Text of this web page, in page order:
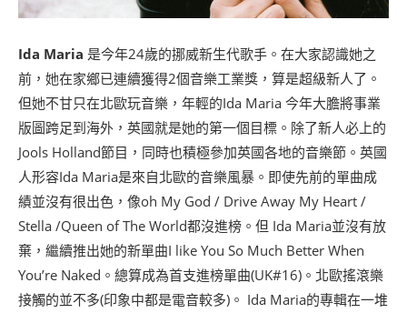
Ida Maria 是今年24歲的挪威新生代歌手。在大家認識她之
前，她在家鄉已連續獲得2個音樂工業獎，算是超級新人了。
但她不甘只在北歐玩音樂，年輕的Ida Maria 今年大膽將事業
版圖跨足到海外，英國就是她的第一個目標。除了新人必上的
Jools Holland節目，同時也積極參加英國各地的音樂節。英國
人形容Ida Maria是來自北歐的音樂風暴。即使先前的單曲成
績並沒有很出色，像oh My God / Drive Away My Heart /
Stella /Queen of The World都沒進榜。但 Ida Maria並沒有放
棄，繼續推出她的新單曲I like You So Much Better When
You’re Naked。總算成為首支進榜單曲(UK#16)。北歐搖滾樂
接觸的並不多(印象中都是電音較多)。 Ida Maria的專輯在一堆